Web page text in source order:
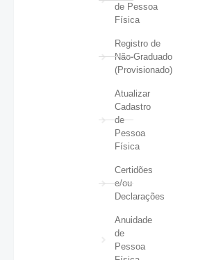
de Pessoa
Física
Registro de
Não-Graduado
(Provisionado)
Atualizar
Cadastro
de
Pessoa
Física
Certidões
e/ou
Declarações
Anuidade
de
Pessoa